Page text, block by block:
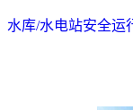
水库/水电站安全运